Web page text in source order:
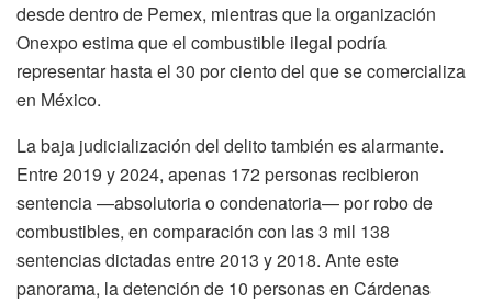
desde dentro de Pemex, mientras que la organización
Onexpo estima que el combustible ilegal podría
representar hasta el 30 por ciento del que se comercializa
en México.
La baja judicialización del delito también es alarmante.
Entre 2019 y 2024, apenas 172 personas recibieron
sentencia —absolutoria o condenatoria— por robo de
combustibles, en comparación con las 3 mil 138
sentencias dictadas entre 2013 y 2018. Ante este
panorama, la detención de 10 personas en Cárdenas